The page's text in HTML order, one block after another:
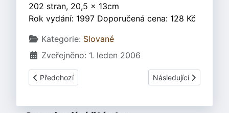
202 stran, 20,5 x 13cm
Rok vydání: 1997 Doporučená cena: 128 Kč
Základní údaje
Kategorie: Slované
Zveřejněno: 1. leden 2006
Předchozí článek: Lutovský, Michal a Michálek, Jan:
Předchozí Další článek:
Následující